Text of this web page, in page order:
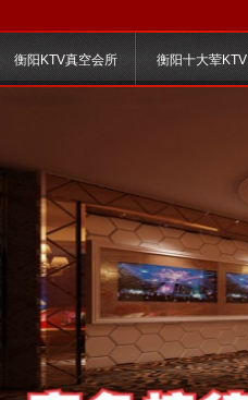
衡阳KTV真空会所 衡阳十大荤KTV